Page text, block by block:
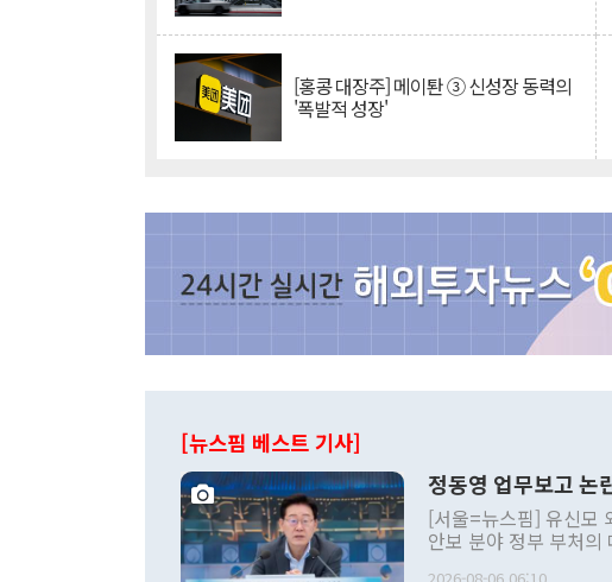
[홍콩 대장주] 메이퇀 ③ 신성장 동력의
'폭발적 성장'
[뉴스핌 베스트 기사]
정동영 업무보고 논
[서울=뉴스핌] 유신모
안보 분야 정부 부처